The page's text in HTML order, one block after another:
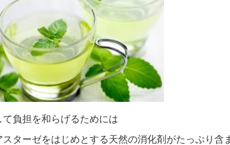
て負担を和らげるためには
スターゼをはじめとする天然の消化剤がたっぷり含